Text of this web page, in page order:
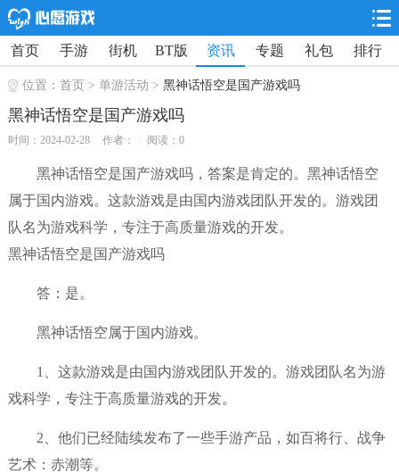
首页 手游 街机 BT版 资讯 专题 礼包 排行
位置： 首页 > 单游活动 > 黑神话悟空是国产游戏吗
黑神话悟空是国产游戏吗
时间：2024-02-28 作者： 阅读：0
黑神话悟空是国产游戏吗，答案是肯定的。黑神话悟空
属于国内游戏。这款游戏是由国内游戏团队开发的。游戏团
队名为游戏科学，专注于高质量游戏的开发。
黑神话悟空是国产游戏吗
答：是。
黑神话悟空属于国内游戏。
1、这款游戏是由国内游戏团队开发的。游戏团队名为游
戏科学，专注于高质量游戏的开发。
2、他们已经陆续发布了一些手游产品，如百将行、战争
艺术：赤潮等。